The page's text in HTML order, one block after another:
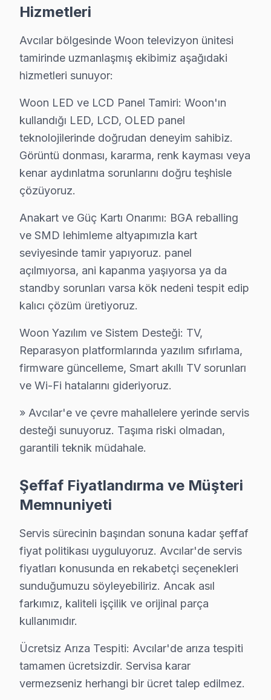
Avcılar'de Woon akıllı TV sorunu yaşayan bir
İstanbul Üniversitesi bölgesinden başvuranların tipik
Servis sürecinin başından sonuna kadar Avcılar'ye
S: Avcılar'de televizyon paneli tamiri sonrası ne
C: Avcılar servisimizde yapılan işçilik için 6 ay,
S: Avcılar'de anakart tamiri ne zaman gerekli olur?
C: TV açılmıyor, ana açılıp kapanıyor, ses var
S: Avcılar'de panel değişimi maliyeti neden yüksek?
S: Avcılar'de yazılım sorunları ne tür ekran'lerde
C: Smart TV'lerde (Android TV, Tizen, WebOS gibi)
S: Avcılar'de paneli kimin yenilemeli — başka servis
C: Avcılar'de panel değişimini yapan tüm servisler
S: Avcılar'de tamir süresi içinde TV'yi kontrol edebilir
S: Avcılar'de Woon LED TV'lerde en sık karşılaşılan
C: Avcılar servisimizde Woon yazılım güncelleme
S: Avcılar'de Woon 4K modeli modelinde hangi
S: Avcılar'de Woon televizyon paneli Smart arayüzü
C: Avcılar servisimize başvurmadan önce şunları
Avcılar sakinleri için Woon televizyon servisi her an
Telefon: 0850 811 14 36
• Avcılar'de WhatsApp üzerinden de destek
• Avcılar genelinde aynı gün Woon televizyon servisi
• Avcılar'ye belirlenen saatte Woon uzmanı
Avcılar Yerinde Servis Detayları: Avcılar'de Woon
İstanbul Üniversitesi, Avcılar Sahili, Marmara Denizi
Avcılar Woon Televizyon Servisi İçin
Avcılar'de Woon marka televizyonunuz
Hizmetleri
Avcılar bölgesinde Woon televizyon ünitesi
tamirinde uzmanlaşmış ekibimiz aşağıdaki
hizmetleri sunuyor:
Woon LED ve LCD Panel Tamiri: Woon'ın
kullandığı LED, LCD, OLED panel
teknolojilerinde doğrudan deneyim sahibiz.
Görüntü donması, kararma, renk kayması veya
kenar aydınlatma sorunlarını doğru teşhisle
çözüyoruz.
Anakart ve Güç Kartı Onarımı: BGA reballing
ve SMD lehimleme altyapımızla kart
seviyesinde tamir yapıyoruz. panel
açılmıyorsa, ani kapanma yaşıyorsa ya da
standby sorunları varsa kök nedeni tespit edip
kalıcı çözüm üretiyoruz.
Woon Yazılım ve Sistem Desteği: TV,
Reparasyon platformlarında yazılım sıfırlama,
firmware güncelleme, Smart akıllı TV sorunları
ve Wi-Fi hatalarını gideriyoruz.
» Avcılar'e ve çevre mahallelere yerinde servis
desteği sunuyoruz. Taşıma riski olmadan,
garantili teknik müdahale.
Şeffaf Fiyatlandırma ve Müşteri
Memnuniyeti
Servis sürecinin başından sonuna kadar şeffaf
fiyat politikası uyguluyoruz. Avcılar'de servis
fiyatları konusunda en rekabetçi seçenekleri
sunduğumuzu söyleyebiliriz. Ancak asıl
farkımız, kaliteli işçilik ve orijinal parça
kullanımıdır.
Ücretsiz Arıza Tespiti: Avcılar'de arıza tespiti
tamamen ücretsizdir. Servisa karar
vermezseniz herhangi bir ücret talep edilmez.